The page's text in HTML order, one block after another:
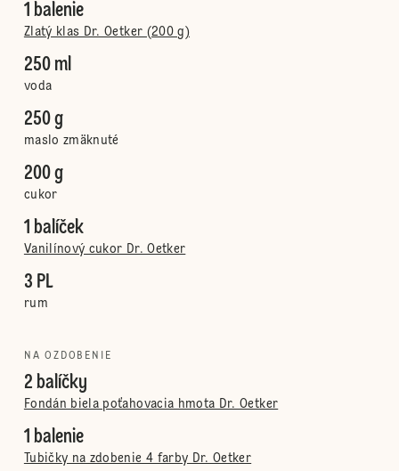
1 balenie
Zlatý klas Dr. Oetker (200 g)
250 ml
voda
250 g
maslo zmäknuté
200 g
cukor
1 balíček
Vanilínový cukor Dr. Oetker
3 PL
rum
NA OZDOBENIE
2 balíčky
Fondán biela poťahovacia hmota Dr. Oetker
1 balenie
Tubičky na zdobenie 4 farby Dr. Oetker